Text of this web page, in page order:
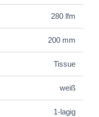
280 lfm
200 mm
Tissue
weiß
1-lagig